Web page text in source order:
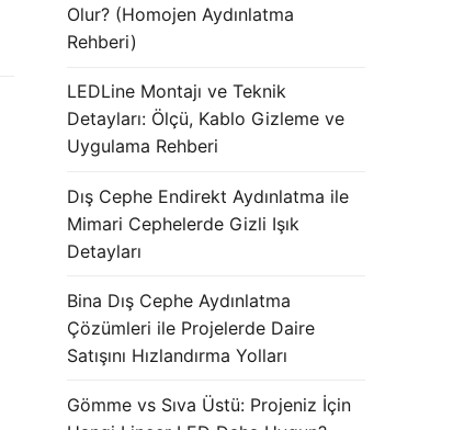
Olur? (Homojen Aydınlatma
Rehberi)
LEDLine Montajı ve Teknik
Detayları: Ölçü, Kablo Gizleme ve
Uygulama Rehberi
Dış Cephe Endirekt Aydınlatma ile
Mimari Cephelerde Gizli Işık
Detayları
Bina Dış Cephe Aydınlatma
Çözümleri ile Projelerde Daire
Satışını Hızlandırma Yolları
Gömme vs Sıva Üstü: Projeniz İçin